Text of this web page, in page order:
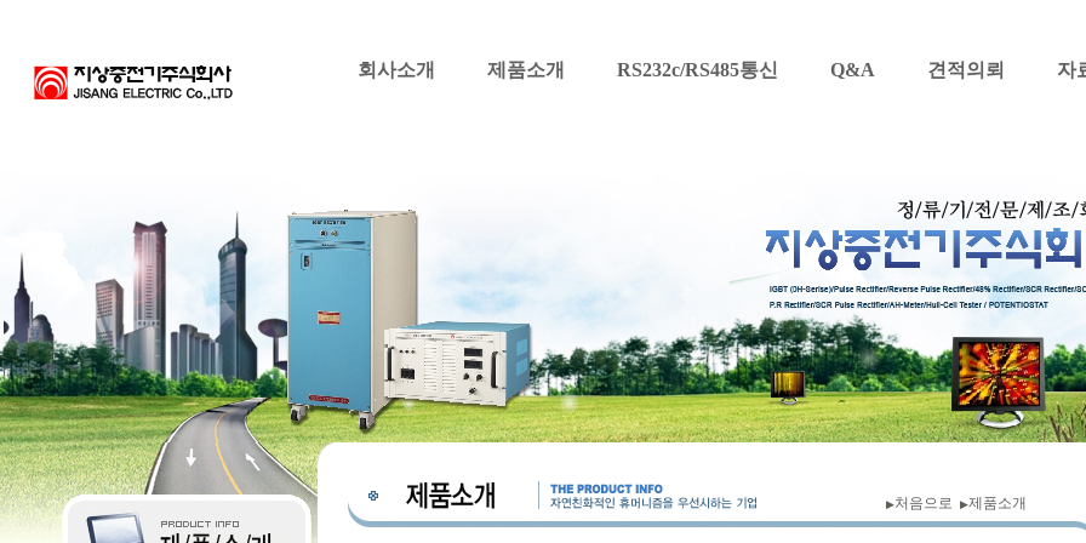
회사소개 제품소개 RS232c/RS485통신 Q&A 견적의뢰 자
▶처음으로 ▶제품소개